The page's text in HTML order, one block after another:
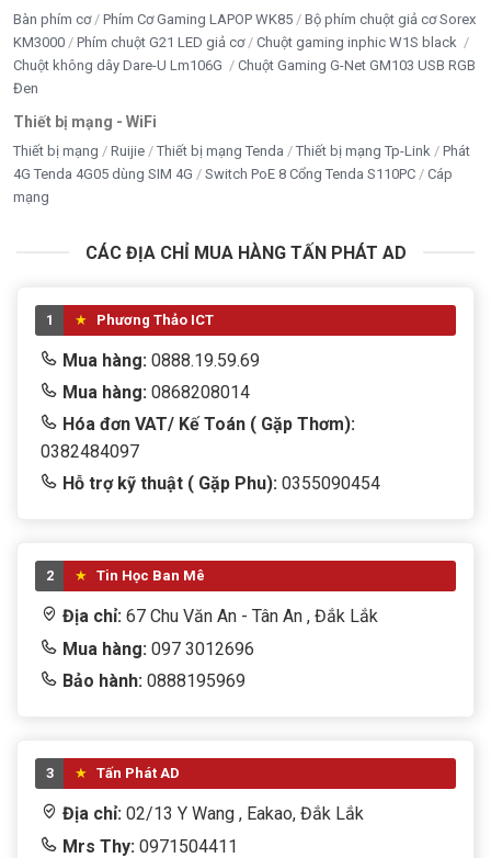
Bàn phím cơ Phím Cơ Gaming LAPOP WK85
Bộ phím chuột giả cơ Sorex
KM3000
Phím chuột G21 LED giả cơ
Chuột gaming inphic W1S black
Chuột không dây Dare-U Lm106G
Chuột Gaming G-Net GM103 USB RGB
Đen
Thiết bị mạng - WiFi
Thiết bị mạng Ruijie Thiết bị mạng Tenda Thiết bị mạng Tp-Link
Phát
4G Tenda 4G05 dùng SIM 4G
Switch PoE 8 Cổng Tenda S110PC
Cáp
mạng
CÁC ĐỊA CHỈ MUA HÀNG TẤN PHÁT AD
1 Phương Thảo ICT
Mua hàng: 0888.19.59.69
Mua hàng: 0868208014
Hóa đơn VAT/ Kế Toán ( Gặp Thơm):
0382484097
Hỗ trợ kỹ thuật ( Gặp Phu): 0355090454
2 Tin Học Ban Mê
Địa chỉ: 67 Chu Văn An - Tân An , Đắk Lắk
Mua hàng: 097 3012696
Bảo hành: 0888195969
3 Tấn Phát AD
Địa chỉ: 02/13 Y Wang , Eakao, Đắk Lắk
Mrs Thy: 0971504411